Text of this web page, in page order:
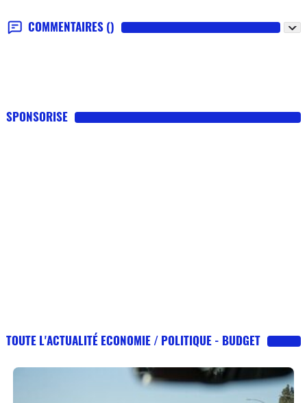
COMMENTAIRES ()
SPONSORISE
TOUTE L'ACTUALITÉ ECONOMIE / POLITIQUE - BUDGET